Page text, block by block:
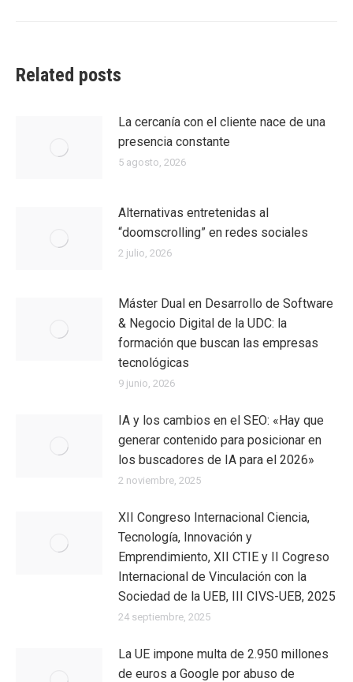
Related posts
La cercanía con el cliente nace de una
presencia constante
5 agosto, 2026
Alternativas entretenidas al
“doomscrolling” en redes sociales
2 julio, 2026
Máster Dual en Desarrollo de Software
& Negocio Digital de la UDC: la
formación que buscan las empresas
tecnológicas
9 junio, 2026
IA y los cambios en el SEO: «Hay que
generar contenido para posicionar en
los buscadores de IA para el 2026»
2 noviembre, 2025
XII Congreso Internacional Ciencia,
Tecnología, Innovación y
Emprendimiento, XII CTIE y II Cogreso
Internacional de Vinculación con la
Sociedad de la UEB, III CIVS-UEB, 2025
24 septiembre, 2025
La UE impone multa de 2.950 millones
de euros a Google por abuso de